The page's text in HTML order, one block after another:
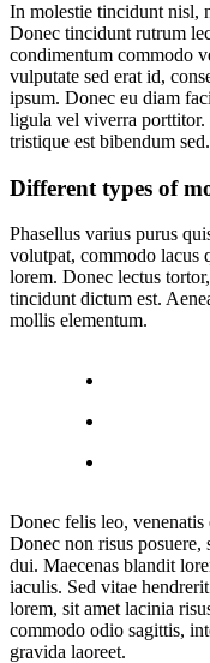
In molestie tincidunt nisl,
Donec tincidunt rutrum
condimentum commodo
vulputate sed erat id,
ipsum. Donec eu diam
ligula vel viverra porttitor.
tristique est bibendum sed.
Different types of
Phasellus varius purus
volutpat, commodo lacus
lorem. Donec lectus
tincidunt dictum est.
mollis elementum.
Donec felis leo,
Donec non risus
dui. Maecenas blandit
iaculis. Sed vitae
lorem, sit amet lacinia
commodo odio sagittis,
gravida laoreet.